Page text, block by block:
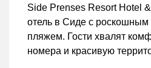
Side Prenses Resort Hotel
отель в Сиде с роскошным
пляжем. Гости хвалят
номера и красивую